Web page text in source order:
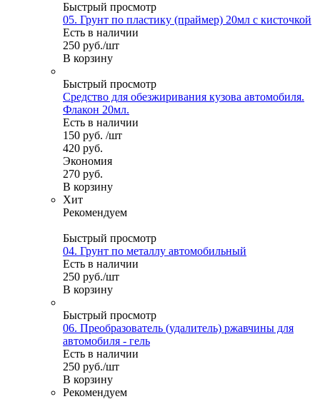
Быстрый просмотр
05. Грунт по пластику (праймер) 20мл с кисточкой
Есть в наличии
250 руб./шт
В корзину
Быстрый просмотр
Средство для обезжиривания кузова автомобиля.
Флакон 20мл.
Есть в наличии
150 руб. /шт
420 руб.
Экономия
270 руб.
В корзину
Хит
Рекомендуем
Быстрый просмотр
04. Грунт по металлу автомобильный
Есть в наличии
250 руб./шт
В корзину
Быстрый просмотр
06. Преобразователь (удалитель) ржавчины для
автомобиля - гель
Есть в наличии
250 руб./шт
В корзину
Рекомендуем